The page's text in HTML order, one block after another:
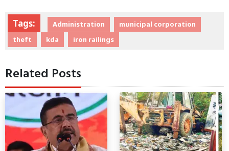
Tags: Administration
municipal corporation
theft
kda iron railings
Related Posts